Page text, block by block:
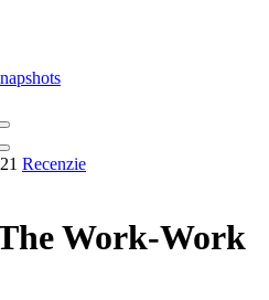
Recenzie
Work-Work